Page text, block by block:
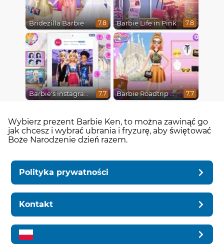
Bridezilla Barbie 7.8 Barbie Life in Pink 7.8
Barbie's Instagram Life 7.7 Barbie Roadtrip Adventure 7.7
Wybierz prezent Barbie Ken, to można zawinąć go
jak chcesz i wybrać ubrania i fryzurę, aby świętować
Boże Narodzenie dzień razem.
Polityka prywatności
Kontakt